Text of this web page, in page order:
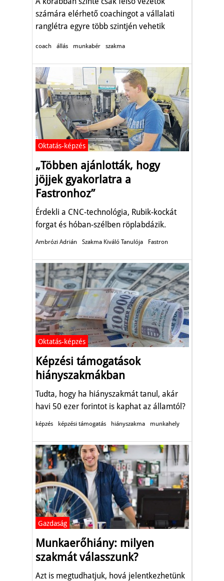
számára elérhető coachingot a vállalati
ranglétra egyre több szintjén vehetik
coach állás munkabér szakma
Oktatás-képzés
„Többen ajánlották, hogy
jöjjek gyakorlatra a
Fastronhoz”
Érdekli a CNC-technológia, Rubik-kockát
forgat és hóban-szélben röplabdázik.
Ambrózi Adrián Szakma Kiváló Tanulója Fastron
Oktatás-képzés
Képzési támogatások
hiányszakmákban
Tudta, hogy ha hiányszakmát tanul, akár
havi 50 ezer forintot is kaphat az államtól?
képzés képzési támogatás hiányszakma munkahely
Gazdaság
Munkaerőhiány: milyen
szakmát válasszunk?
Azt is megtudhatjuk, hová jelentkezhetünk